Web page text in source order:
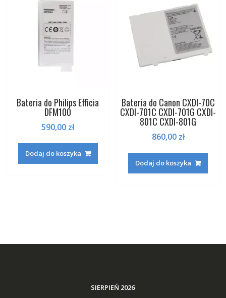
Bateria do Philips Efficia
DFM100
590,00 zł
Dodaj do koszyka
Bateria do Canon CXDI-70C
CXDI-701C CXDI-701G CXDI-
801C CXDI-801G
860,00 zł
Dodaj do koszyka
SIERPIEŃ 2026